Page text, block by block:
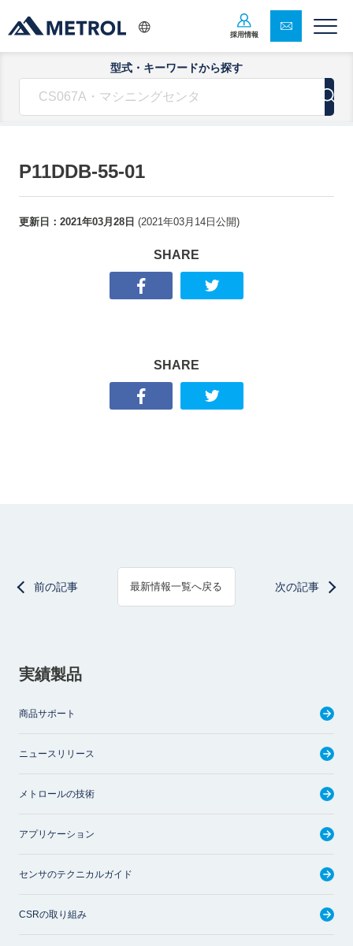
採用情報
型式・キーワードから探す
P11DDB-55-01
更新日： 2021年03月28日 (2021年03月14日 公開)
SHARE
SHARE
前の記事 最新情報一覧へ戻る 次の記事
実績製品
商品サポート
ニュースリリース
メトロールの技術
アプリケーション
センサのテクニカルガイド
CSRの取り組み